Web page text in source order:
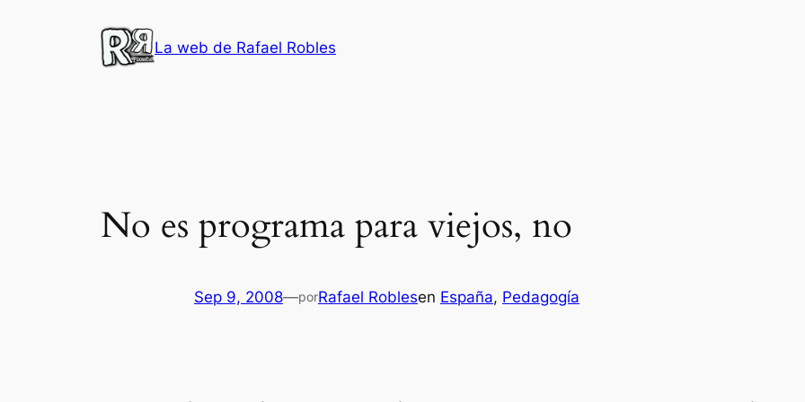
La web de Rafael Robles
No es programa para viejos, no
Sep 9, 2008—porRafael Roblesen España, Pedagogía